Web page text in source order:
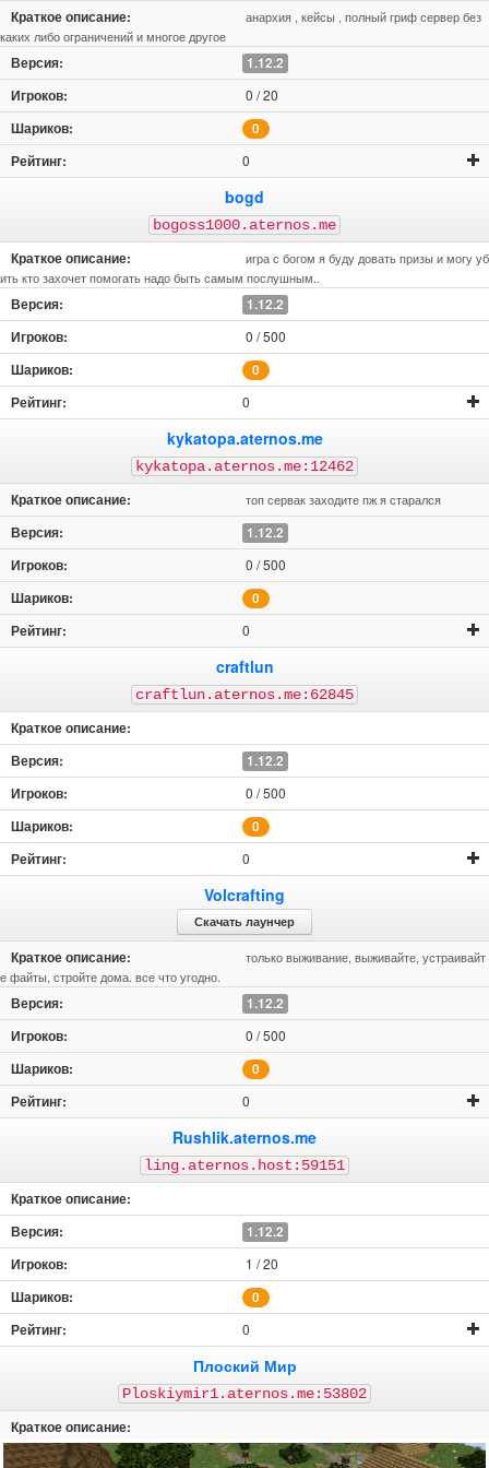
анархия , кейсы , полный гриф сервер без
каких либо ограничений и многое другое
1.12.2
0 / 20
0
0
bogd
bogoss1000.aternos.me
игра с богом я буду довать призы и могу уб
ить кто захочет помогать надо быть самым послушным..
1.12.2
0 / 500
0
0
kykatopa.aternos.me
kykatopa.aternos.me:12462
топ сервак заходите пж я старался
1.12.2
0 / 500
0
0
craftlun
craftlun.aternos.me:62845
1.12.2
0 / 500
0
0
Volcrafting
Скачать лаунчер
только выживание, выживайте, устраивайт
е файты, стройте дома. все что угодно.
1.12.2
0 / 500
0
0
Rushlik.aternos.me
ling.aternos.host:59151
1.12.2
1 / 20
0
0
Плоский Мир
Ploskiymir1.aternos.me:53802